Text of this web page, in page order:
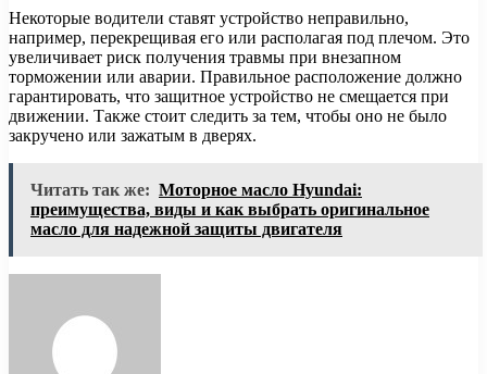
Некоторые водители ставят устройство неправильно,
например, перекрещивая его или располагая под плечом. Это
увеличивает риск получения травмы при внезапном
торможении или аварии. Правильное расположение должно
гарантировать, что защитное устройство не смещается при
движении. Также стоит следить за тем, чтобы оно не было
закручено или зажатым в дверях.
Читать так же: Моторное масло Hyundai:
преимущества, виды и как выбрать оригинальное
масло для надежной защиты двигателя